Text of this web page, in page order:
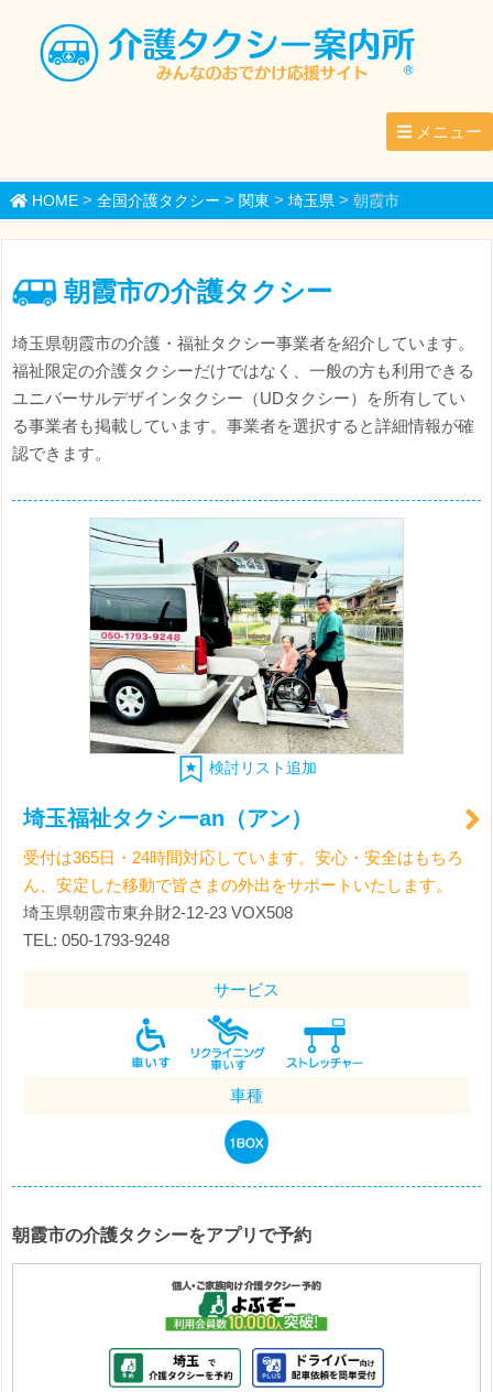
メニュー
HOME> 全国介護タクシー > 関東 > 埼玉県> 朝霞市
朝霞市の介護タクシー
埼玉県朝霞市の介護・福祉タクシー事業者を紹介しています。
福祉限定の介護タクシーだけではなく、一般の方も利用できる
ユニバーサルデザインタクシー（UDタクシー）を所有してい
る事業者も掲載しています。事業者を選択すると詳細情報が確
認できます。
検討リスト追加
埼玉福祉タクシーan（アン）
受付は365日・24時間対応しています。安心・安全はもちろ
ん、安定した移動で皆さまの外出をサポートいたします。
埼玉県朝霞市東弁財2-12-23 VOX508
TEL: 050-1793-9248
サービス
車種
朝霞市の介護タクシーをアプリで予約